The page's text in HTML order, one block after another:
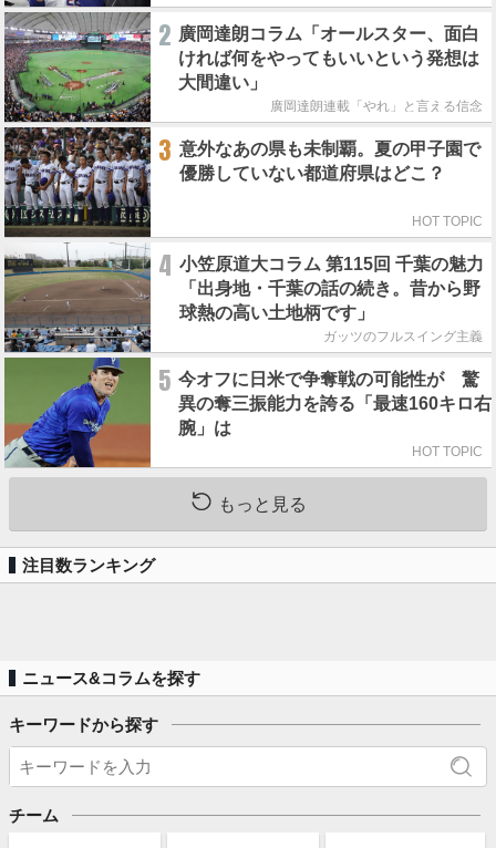
2 廣岡達朗コラム「オールスター、面白
ければ何をやってもいいという発想は
大間違い」
廣岡達朗連載「やれ」と言える信念
3 意外なあの県も未制覇。夏の甲子園で
優勝していない都道府県はどこ？
HOT TOPIC
4 小笠原道大コラム 第115回 千葉の魅力
「出身地・千葉の話の続き。昔から野
球熱の高い土地柄です」
ガッツのフルスイング主義
5 今オフに日米で争奪戦の可能性が 驚
異の奪三振能力を誇る「最速160キロ右
腕」は
HOT TOPIC
もっと見る
注目数ランキング
ニュース&コラムを探す
キーワードから探す
チーム